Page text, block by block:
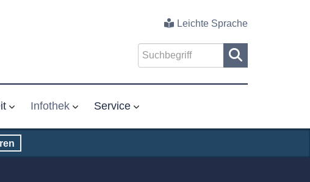
Leichte Sprache
Infothek Service